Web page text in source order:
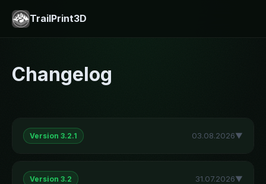
TrailPrint3D
Changelog
Version 3.2.1 03.08.2026▼
Version 3.2 31.07.2026▼